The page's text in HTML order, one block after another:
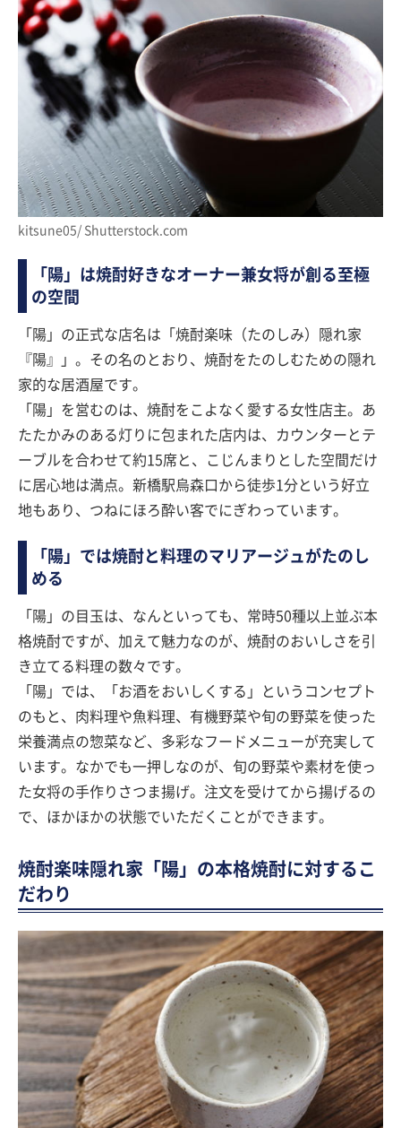
kitsune05/ Shutterstock.com
「陽」は焼酎好きなオーナー兼女将が創る至極
の空間
「陽」の正式な店名は「焼酎楽味（たのしみ）隠れ家
『陽』」。その名のとおり、焼酎をたのしむための隠れ
家的な居酒屋です。
「陽」を営むのは、焼酎をこよなく愛する女性店主。あ
たたかみのある灯りに包まれた店内は、カウンターとテ
ーブルを合わせて約15席と、こじんまりとした空間だけ
に居心地は満点。新橋駅烏森口から徒歩1分という好立
地もあり、つねにほろ酔い客でにぎわっています。
「陽」では焼酎と料理のマリアージュがたのし
める
「陽」の目玉は、なんといっても、常時50種以上並ぶ本
格焼酎ですが、加えて魅力なのが、焼酎のおいしさを引
き立てる料理の数々です。
「陽」では、「お酒をおいしくする」というコンセプト
のもと、肉料理や魚料理、有機野菜や旬の野菜を使った
栄養満点の惣菜など、多彩なフードメニューが充実して
います。なかでも一押しなのが、旬の野菜や素材を使っ
た女将の手作りさつま揚げ。注文を受けてから揚げるの
で、ほかほかの状態でいただくことができます。
焼酎楽味隠れ家「陽」の本格焼酎に対するこ
だわり